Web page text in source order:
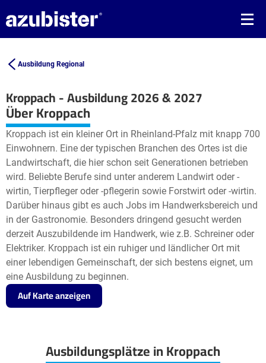
Ausbildung Regional
Kroppach - Ausbildung 2026 & 2027
+
−
Leaflet | © OpenStreetMap2
Über Kroppach
Kroppach ist ein kleiner Ort in Rheinland-Pfalz mit knapp 700
Einwohnern. Eine der typischen Branchen des Ortes ist die
Landwirtschaft, die hier schon seit Generationen betrieben
wird. Beliebte Berufe sind unter anderem Landwirt oder -
wirtin, Tierpfleger oder -pflegerin sowie Forstwirt oder -wirtin.
Darüber hinaus gibt es auch Jobs im Handwerksbereich und
in der Gastronomie. Besonders dringend gesucht werden
derzeit Auszubildende im Handwerk, wie z.B. Schreiner oder
Elektriker. Kroppach ist ein ruhiger und ländlicher Ort mit
einer lebendigen Gemeinschaft, der sich bestens eignet, um
eine Ausbildung zu beginnen.
Auf Karte anzeigen
Ausbildungsplätze in Kroppach